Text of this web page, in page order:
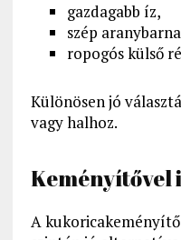
gazdagabb íz,
szép
ropogós külső
Különösen jó
vagy halhoz.
Keményítővel
A